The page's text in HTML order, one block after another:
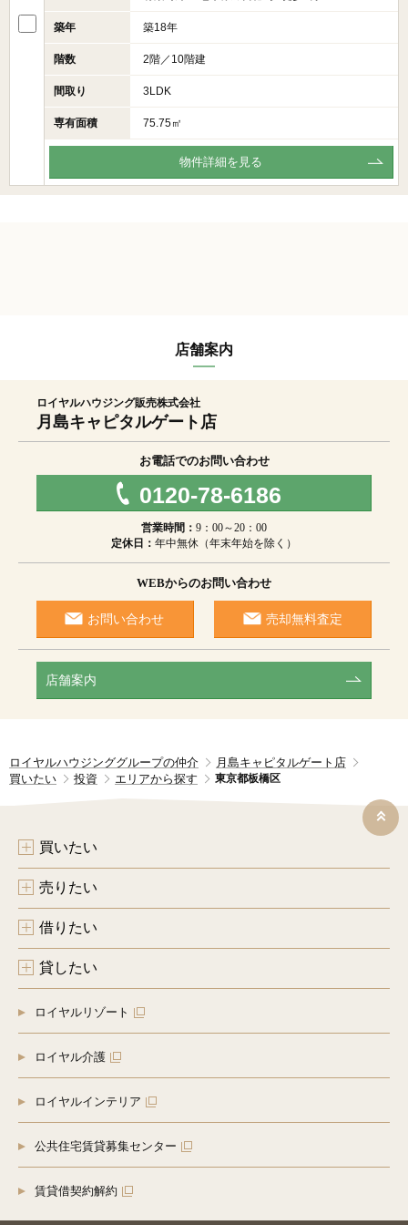
築年 築18年
階数 2階／10階建
間取り 3LDK
専有面積 75.75㎡
物件詳細を見る
店舗案内
ロイヤルハウジング販売株式会社
月島キャピタルゲート店
お電話でのお問い合わせ
0120-78-6186
営業時間： 9：00～20：00
定休日： 年中無休（年末年始を除く）
WEBからのお問い合わせ
お問い合わせ 売却無料査定
店舗案内
ロイヤルハウジンググループの仲介
月島キャピタルゲート店
買いたい
投資 エリアから探す 東京都板橋区
買いたい
売りたい
借りたい
貸したい
ロイヤルリゾート
ロイヤル介護
ロイヤルインテリア
公共住宅賃貸募集センター
賃貸借契約解約